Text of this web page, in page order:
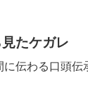
たケガレ
伝わる口頭伝